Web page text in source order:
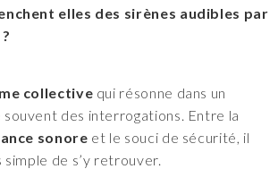
elles des sirènes audibles par
collective qui résonne dans un
souvent des interrogations. Entre la
sonore et le souci de sécurité, il
simple de s’y retrouver.